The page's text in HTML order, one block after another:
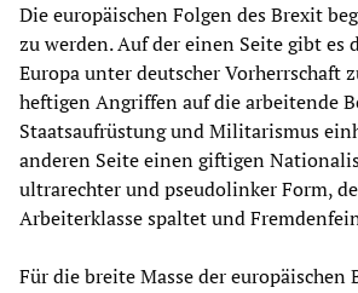
Die europäischen Folgen des Brexit
zu werden. Auf der einen Seite gibt es
Europa unter deutscher Vorherrschaft
heftigen Angriffen auf die arbeitende
Staatsaufrüstung und Militarismus
anderen Seite einen giftigen
ultrarechter und pseudolinker Form,
Arbeiterklasse spaltet und
Für die breite Masse der europäischen